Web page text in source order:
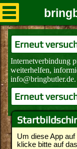
Um diese App
klicke bitte auf
Erneut
Erneut